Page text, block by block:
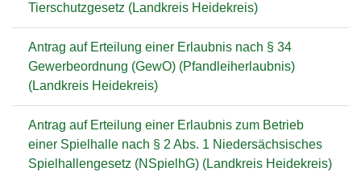
Tierschutzgesetz (Landkreis Heidekreis)
Antrag auf Erteilung einer Erlaubnis nach § 34
Gewerbeordnung (GewO) (Pfandleiherlaubnis)
(Landkreis Heidekreis)
Antrag auf Erteilung einer Erlaubnis zum Betrieb
einer Spielhalle nach § 2 Abs. 1 Niedersächsisches
Spielhallengesetz (NSpielhG) (Landkreis Heidekreis)